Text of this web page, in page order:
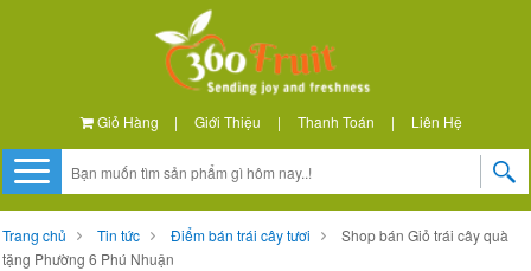
Giỏ Hàng | Giới Thiệu | Thanh Toán | Liên Hệ
Trang chủ Tin tức Điểm bán trái cây tươi
Shop bán Giỏ trái cây quà
tặng Phường 6 Phú Nhuận